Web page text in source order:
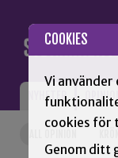
COOKIES
Vi
cookies för
Genom ditt
NYHETER OPINION